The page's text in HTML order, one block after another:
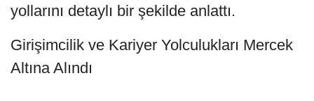
yollarını detaylı bir şekilde anlattı.
Girişimcilik ve Kariyer Yolculukları Mercek
Altına Alındı